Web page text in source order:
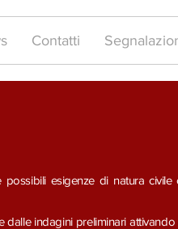
Contatti
esigenze di natura civile
indagini preliminari attivando